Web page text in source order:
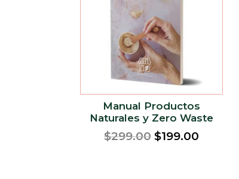
Manual Productos
Naturales y Zero Waste
$299.00 Original
$199.00Current